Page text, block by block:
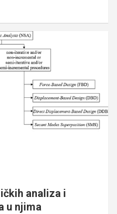
analiza i
u njima